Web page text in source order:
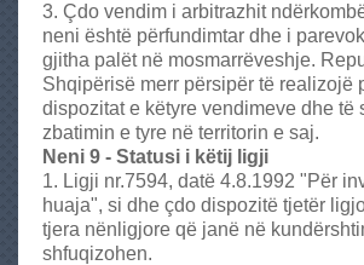
3. Çdo vendim i arbitrazhit
neni është përfundimtar dhe i
gjitha palët në mosmarrëveshje.
Shqipërisë merr përsipër të realizojë
dispozitat e këtyre vendimeve dhe të
zbatimin e tyre në territorin e saj.
Neni 9 - Statusi i këtij ligji
1. Ligji nr.7594, datë 4.8.1992 "Për
huaja", si dhe çdo dispozitë tjetër
tjera nënligjore që janë në
shfuqizohen.